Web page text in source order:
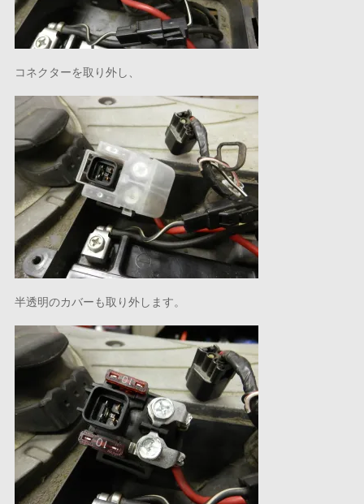
コネクターを取り外し、
半透明のカバーも取り外します。